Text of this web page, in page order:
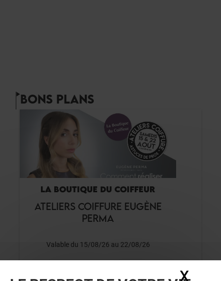
BONS PLANS
LA BOUTIQUE DU COIFFEUR
ATELIERS COIFFURE EUGÈNE
PERMA
Valable du 15/08/26 au 22/08/26
X